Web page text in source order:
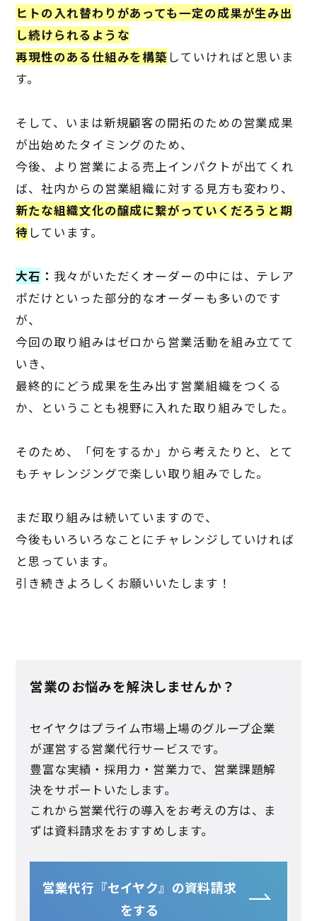
ヒトの入れ替わりがあっても一定の成果が生み出
し続けられるような
再現性のある仕組みを構築 していければと思いま
す。
そして、いまは新規顧客の開拓のための営業成果
が出始めたタイミングのため、
今後、より営業による売上インパクトが出てくれ
ば、社内からの営業組織に対する見方も変わり、
新たな組織文化の醸成に繋がっていくだろうと期
待 しています。
大石 ： 我々がいただくオーダーの中には、テレア
ポだけといった部分的なオーダーも多いのです
が、
今回の取り組みはゼロから営業活動を組み立てて
いき、
最終的にどう成果を生み出す営業組織をつくる
か、ということも視野に入れた取り組みでした。
そのため、「何をするか」から考えたりと、とて
もチャレンジングで楽しい取り組みでした。
まだ取り組みは続いていますので、
今後もいろいろなことにチャレンジしていければ
と思っています。
引き続きよろしくお願いいたします！
営業のお悩みを解決しませんか？
セイヤクはプライム市場上場のグループ企業
が運営する営業代行サービスです。
豊富な実績・採用力・営業力で、営業課題解
決をサポートいたします。
これから営業代行の導入をお考えの方は、ま
ずは資料請求をおすすめします。
営業代行『セイヤク』の資料請求
をする